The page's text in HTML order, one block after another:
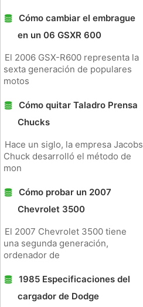
Cómo cambiar el embrague
en un 06 GSXR 600
El 2006 GSX-R600 representa la
sexta generación de populares
motos
Cómo quitar Taladro Prensa
Chucks
Hace un siglo, la empresa Jacobs
Chuck desarrolló el método de
mon
Cómo probar un 2007
Chevrolet 3500
El 2007 Chevrolet 3500 tiene
una segunda generación,
ordenador de
1985 Especificaciones del
cargador de Dodge